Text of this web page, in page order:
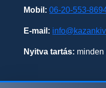
Mobil: 06-20-553-
E-mail:
Nyitva tartás: minden